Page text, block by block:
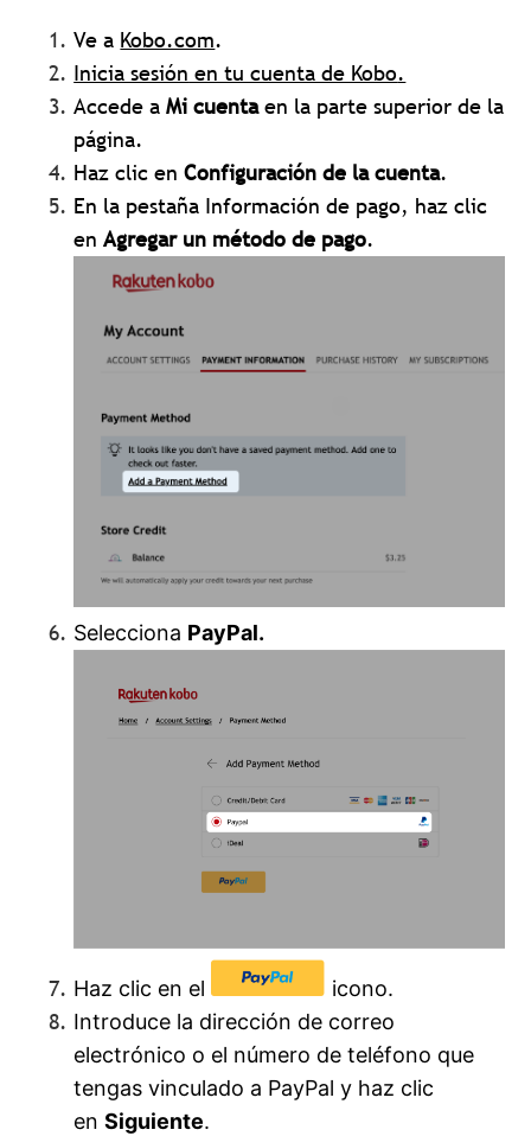
Ve a Kobo.com.
Inicia sesión en tu cuenta de Kobo.
Accede aMi cuentaen la parte superior de la
página.
Haz clic enConfiguración de la cuenta.
En la pestaña Información de pago, haz clic
enAgregar un método de pago.
Selecciona PayPal.
Haz clic en el
icono.
Introduce la dirección de correo
electrónico o el número de teléfono que
tengas vinculado a PayPal y haz clic
enSiguiente.